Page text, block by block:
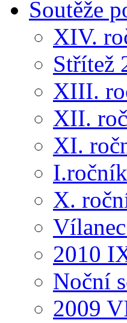
Soutěže
XIV.
Střítež
XIII.
XII.
XI.
X.
2010
Noční
2009